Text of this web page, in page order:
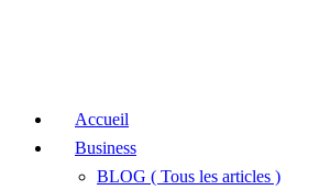
Accueil
Business
BLOG ( Tous les articles )